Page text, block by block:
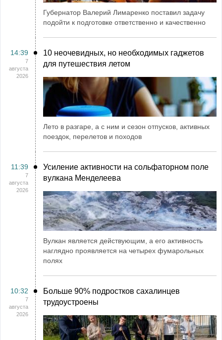
Губернатор Валерий Лимаренко поставил задачу
подойти к подготовке ответственно и качественно
14:39
7
августа
2026
10 неочевидных, но необходимых гаджетов
для путешествия летом
Лето в разгаре, а с ним и сезон отпусков, активных
поездок, перелетов и походов
11:39
7
августа
2026
Усиление активности на сольфаторном поле
вулкана Менделеева
Вулкан является действующим, а его активность
наглядно проявляется на четырех фумарольных
полях
10:32
7
августа
2026
Больше 90% подростков сахалинцев
трудоустроены